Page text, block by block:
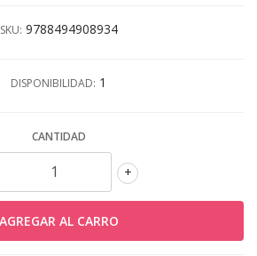
SKU: 9788494908934
DISPONIBILIDAD: 1
CANTIDAD
+